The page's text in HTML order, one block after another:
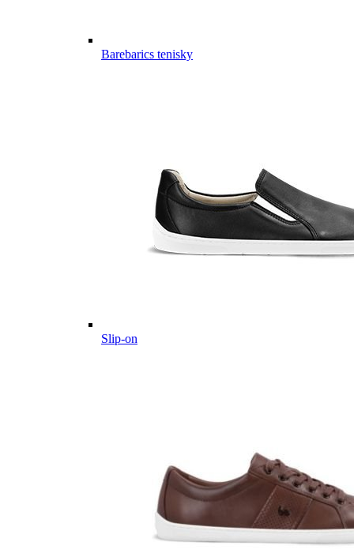
Barebarics tenisky
Slip-on